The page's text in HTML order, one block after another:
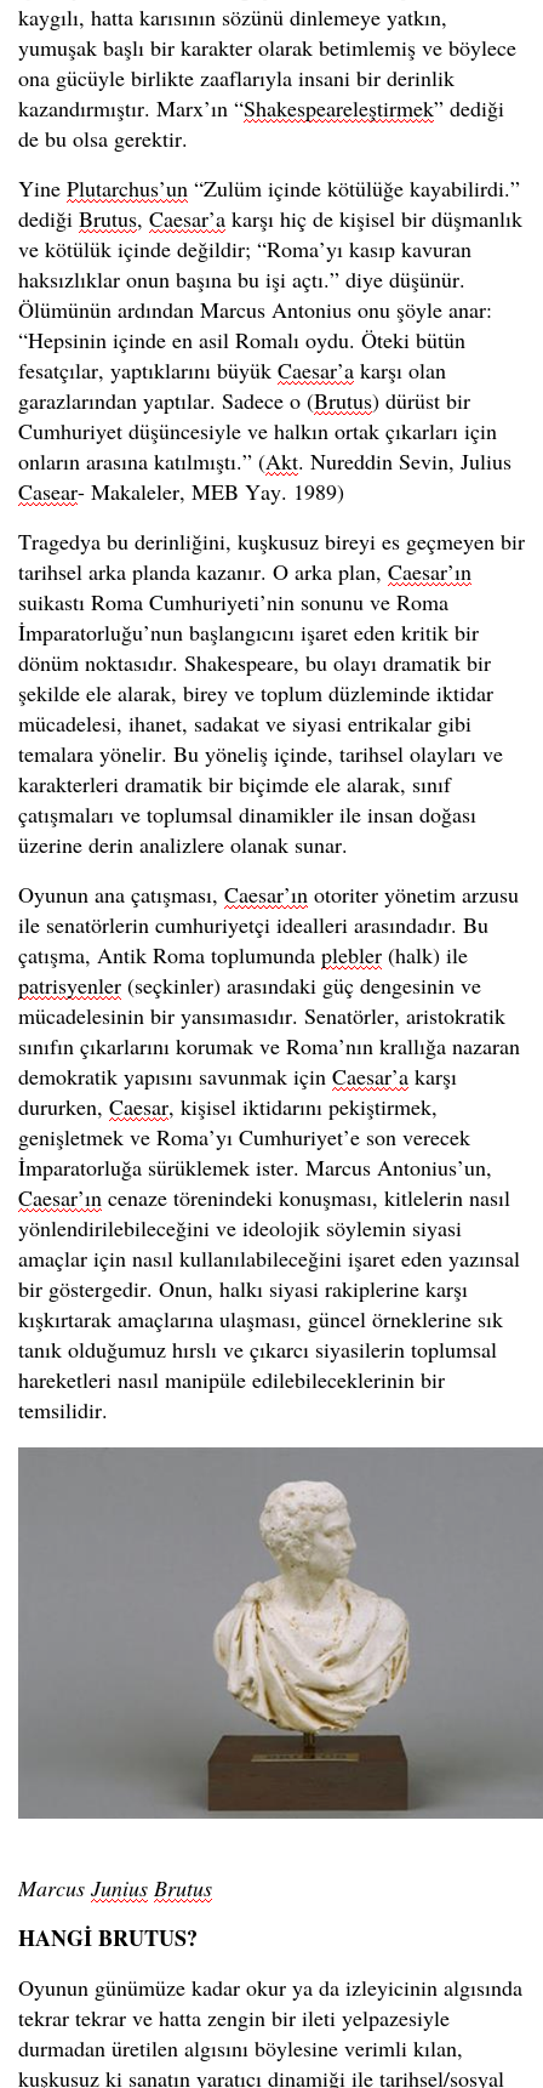
kaygılı, hatta karısının sözünü dinlemeye yatkın,
yumuşak başlı bir karakter olarak betimlemiş ve böylece
ona gücüyle birlikte zaaflarıyla insani bir derinlik
kazandırmıştır. Marx’ın “Shakespeareleştirmek” dediği
de bu olsa gerektir.
Yine Plutarchus’un “Zulüm içinde kötülüğe kayabilirdi.”
dediği Brutus, Caesar’a karşı hiç de kişisel bir düşmanlık
ve kötülük içinde değildir; “Roma’yı kasıp kavuran
haksızlıklar onun başına bu işi açtı.” diye düşünür.
Ölümünün ardından Marcus Antonius onu şöyle anar:
“Hepsinin içinde en asil Romalı oydu. Öteki bütün
fesatçılar, yaptıklarını büyük Caesar’a karşı olan
garazlarından yaptılar. Sadece o (Brutus) dürüst bir
Cumhuriyet düşüncesiyle ve halkın ortak çıkarları için
onların arasına katılmıştı.” (Akt. Nureddin Sevin, Julius
Casear- Makaleler, MEB Yay. 1989)
Tragedya bu derinliğini, kuşkusuz bireyi es geçmeyen bir
tarihsel arka planda kazanır. O arka plan, Caesar’ın
suikastı Roma Cumhuriyeti’nin sonunu ve Roma
İmparatorluğu’nun başlangıcını işaret eden kritik bir
dönüm noktasıdır. Shakespeare, bu olayı dramatik bir
şekilde ele alarak, birey ve toplum düzleminde iktidar
mücadelesi, ihanet, sadakat ve siyasi entrikalar gibi
temalara yönelir. Bu yöneliş içinde, tarihsel olayları ve
karakterleri dramatik bir biçimde ele alarak, sınıf
çatışmaları ve toplumsal dinamikler ile insan doğası
üzerine derin analizlere olanak sunar.
Oyunun ana çatışması, Caesar’ın otoriter yönetim arzusu
ile senatörlerin cumhuriyetçi idealleri arasındadır. Bu
çatışma, Antik Roma toplumunda plebler (halk) ile
patrisyenler (seçkinler) arasındaki güç dengesinin ve
mücadelesinin bir yansımasıdır. Senatörler, aristokratik
sınıfın çıkarlarını korumak ve Roma’nın krallığa nazaran
demokratik yapısını savunmak için Caesar’a karşı
dururken, Caesar, kişisel iktidarını pekiştirmek,
genişletmek ve Roma’yı Cumhuriyet’e son verecek
İmparatorluğa sürüklemek ister. Marcus Antonius’un,
Caesar’ın cenaze törenindeki konuşması, kitlelerin nasıl
yönlendirilebileceğini ve ideolojik söylemin siyasi
amaçlar için nasıl kullanılabileceğini işaret eden yazınsal
bir göstergedir. Onun, halkı siyasi rakiplerine karşı
kışkırtarak amaçlarına ulaşması, güncel örneklerine sık
tanık olduğumuz hırslı ve çıkarcı siyasilerin toplumsal
hareketleri nasıl manipüle edilebileceklerinin bir
temsilidir.
Marcus Junius Brutus
HANGİ BRUTUS?
Oyunun günümüze kadar okur ya da izleyicinin algısında
tekrar tekrar ve hatta zengin bir ileti yelpazesiyle
durmadan üretilen algısını böylesine verimli kılan,
kuşkusuz ki sanatın yaratıcı dinamiği ile tarihsel/sosyal